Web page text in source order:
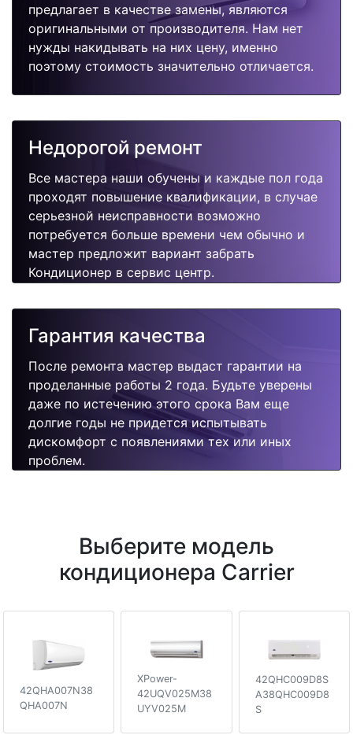
предлагает в качестве замены, являются
оригинальными от производителя. Нам нет
нужды накидывать на них цену, именно
поэтому стоимость значительно отличается.
Недорогой ремонт
Все мастера наши обучены и каждые пол года
проходят повышение квалификации, в случае
серьезной неисправности возможно
потребуется больше времени чем обычно и
мастер предложит вариант забрать
Кондиционер в сервис центр.
Гарантия качества
После ремонта мастер выдаст гарантии на
проделанные работы 2 года. Будьте уверены
даже по истечению этого срока Вам еще
долгие годы не придется испытывать
дискомфорт с появлениями тех или иных
проблем.
Выберите модель
кондиционера Carrier
42QHA007N38
QHA007N
XPower-
42UQV025M38
UYV025M
42QHC009D8S
A38QHC009D8
S